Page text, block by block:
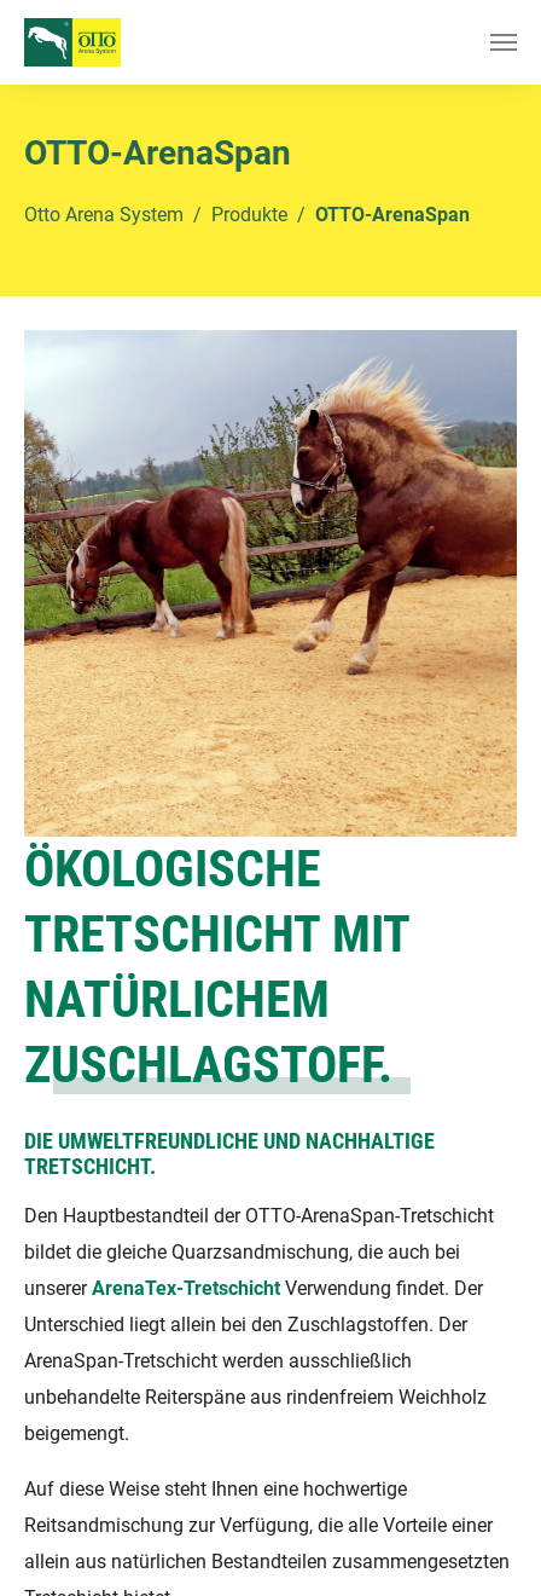
OTTO-ArenaSpan
Otto Arena System Produkte OTTO-ArenaSpan
ÖKOLOGISCHE
TRETSCHICHT MIT
NATÜRLICHEM
ZUSCHLAGSTOFF.
DIE UMWELTFREUNDLICHE UND NACHHALTIGE
TRETSCHICHT.
Den Hauptbestandteil der OTTO-ArenaSpan-Tretschicht
bildet die gleiche Quarzsandmischung, die auch bei
unsererArenaTex-TretschichtVerwendung findet. Der
Unterschied liegt allein bei den Zuschlagstoffen. Der
ArenaSpan-Tretschicht werden ausschließlich
unbehandelte Reiterspäne aus rindenfreiem Weichholz
beigemengt.
Auf diese Weise steht Ihnen eine hochwertige
Reitsandmischung zur Verfügung, die alle Vorteile einer
allein aus natürlichen Bestandteilen zusammengesetzten